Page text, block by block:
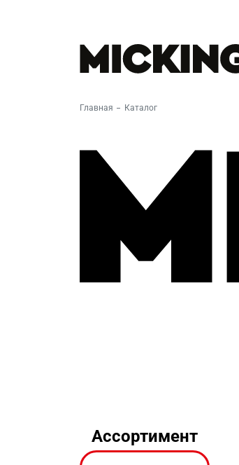
Главная Каталог
Ассортимент